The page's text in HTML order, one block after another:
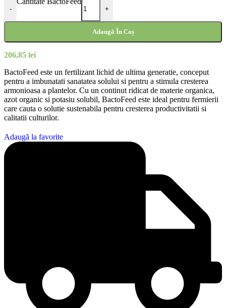
- +
Adaugă În Coș
206,85 lei
BactoFeed este un fertilizant lichid de ultima generatie, conceput
pentru a imbunatati sanatatea solului si pentru a stimula cresterea
armonioasa a plantelor. Cu un continut ridicat de materie organica,
azot organic si potasiu solubil, BactoFeed este ideal pentru fermierii
care cauta o solutie sustenabila pentru cresterea productivitatii si
calitatii culturilor.
Adaugă la favorite